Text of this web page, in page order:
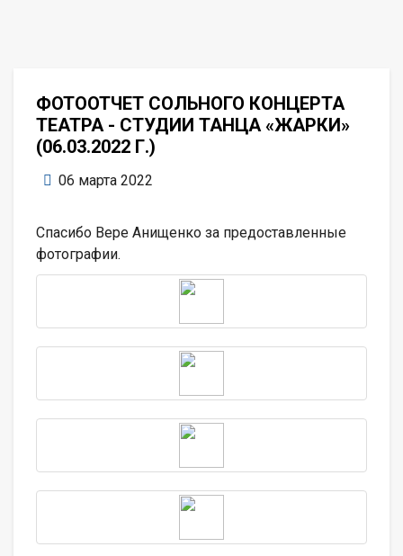
ФОТООТЧЕТ СОЛЬНОГО КОНЦЕРТА
ТЕАТРА - СТУДИИ ТАНЦА «ЖАРКИ»
(06.03.2022 Г.)
06 марта 2022
Спасибо Вере Анищенко за предоставленные
фотографии.